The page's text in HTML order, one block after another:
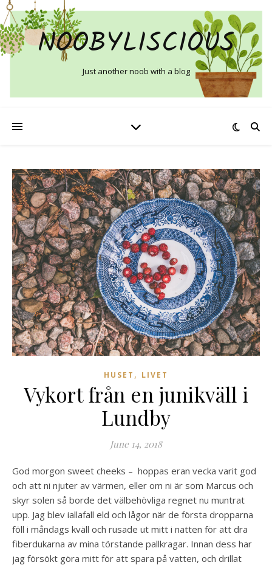
NOOBYLISCIOUS
Just another noob with a blog
HUSET , LIVET
Vykort från en junikväll i
Lundby
June 14, 2018
God morgon sweet cheeks – hoppas eran vecka varit god
och att ni njuter av värmen, eller om ni är som Marcus och
skyr solen så borde det välbehövliga regnet nu muntrat
upp. Jag blev iallafall eld och lågor när de första dropparna
föll i måndags kväll och rusade ut mitt i natten för att dra
fiberdukarna av mina törstande pallkragar. Innan dess har
jag försökt göra mitt för att spara på vatten, och drillat